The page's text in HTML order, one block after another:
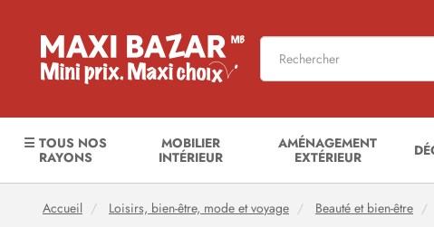
☰ TOUS NOS
RAYONS
MOBILIER
INTÉRIEUR
AMÉNAGEMENT
EXTÉRIEUR
Accueil Loisirs, bien-être, mode et voyage Beauté et bien-être